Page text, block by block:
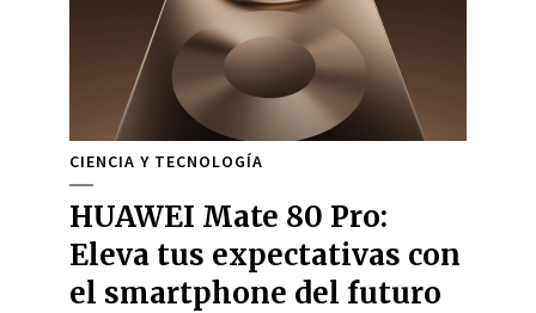
CIENCIA Y TECNOLOGÍA
HUAWEI Mate 80 Pro:
Eleva tus expectativas con
el smartphone del futuro